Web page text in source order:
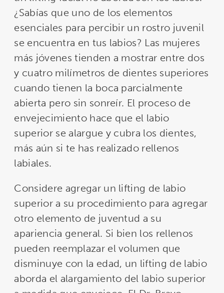
¿Sabías que uno de los elementos
esenciales para percibir un rostro juvenil
se encuentra en tus labios? Las mujeres
más jóvenes tienden a mostrar entre dos
y cuatro milímetros de dientes superiores
cuando tienen la boca parcialmente
abierta pero sin sonreír. El proceso de
envejecimiento hace que el labio
superior se alargue y cubra los dientes,
más aún si te has realizado rellenos
labiales.
Considere agregar un lifting de labio
superior a su procedimiento para agregar
otro elemento de juventud a su
apariencia general. Si bien los rellenos
pueden reemplazar el volumen que
disminuye con la edad, un lifting de labio
aborda el alargamiento del labio superior